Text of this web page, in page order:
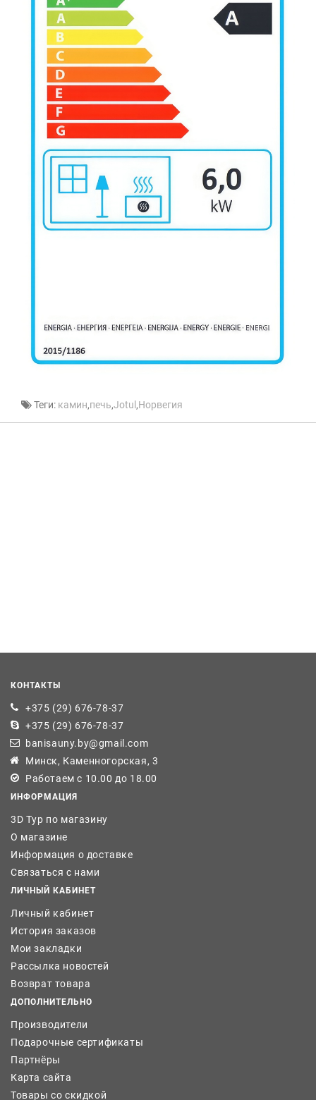
Теги: камин,печь,Jotul ,Норвегия
КОНТАКТЫ
+375 (29) 676-78-37
+375 (29) 676-78-37
banisauny.by@gmail.com
Минск, Каменногорская, 3
Работаем с 10.00 до 18.00
ИНФОРМАЦИЯ
3D Тур по магазину
О магазине
Информация о доставке
Связаться с нами
ЛИЧНЫЙ КАБИНЕТ
Личный кабинет
История заказов
Мои закладки
Рассылка новостей
Возврат товара
ДОПОЛНИТЕЛЬНО
Производители
Подарочные сертификаты
Партнёры
Карта сайта
Товары со скидкой